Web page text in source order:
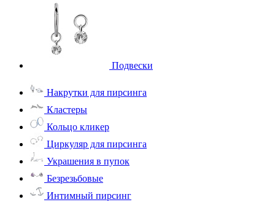
Подвески
Накрутки для пирсинга
Кластеры
Кольцо кликер
Циркуляр для пирсинга
Украшения в пупок
Безрезьбовые
Интимный пирсинг